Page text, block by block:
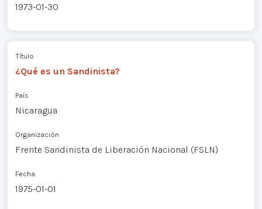
1973-01-30
Título
¿Qué es un Sandinista?
País
Nicaragua
Organización
Frente Sandinista de Liberación Nacional (FSLN)
Fecha
1975-01-01